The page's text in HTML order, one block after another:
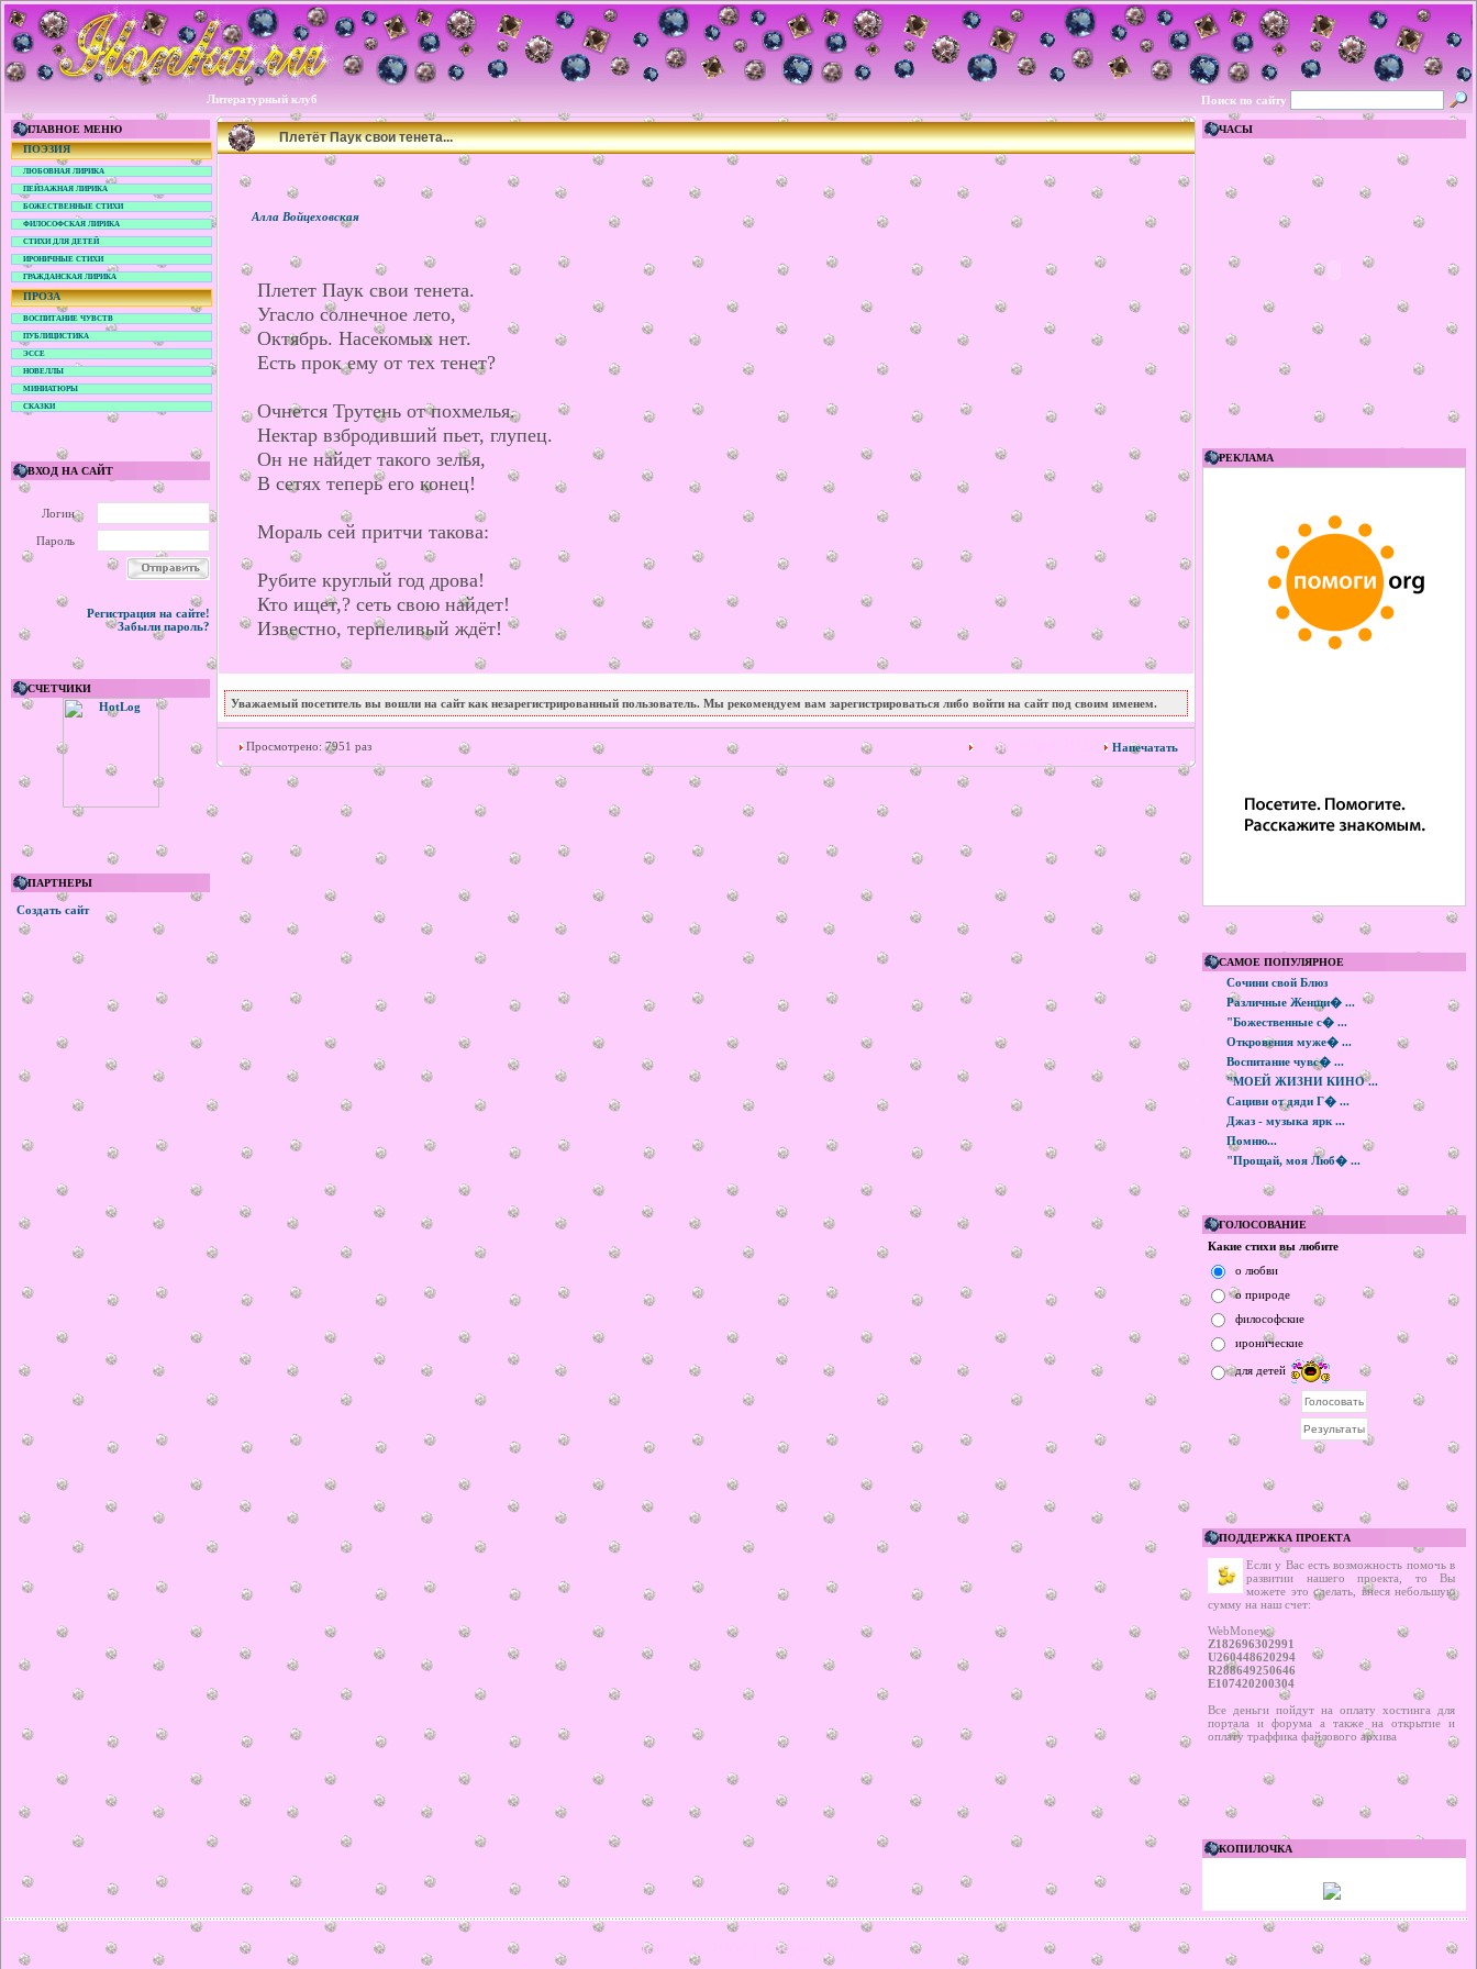
Литературный клуб Поиск по сайту
ГЛАВНОЕ МЕНЮ
ПОЭЗИЯ
ЛЮБОВНАЯ ЛИРИКА
ПЕЙЗАЖНАЯ ЛИРИКА
БОЖЕСТВЕННЫЕ СТИХИ
ФИЛОСОФСКАЯ ЛИРИКА
СТИХИ ДЛЯ ДЕТЕЙ
ИРОНИЧНЫЕ СТИХИ
ГРАЖДАНСКАЯ ЛИРИКА
ПРОЗА
ВОСПИТАНИЕ ЧУВСТВ
ПУБЛИЦИСТИКА
ЭССЕ
НОВЕЛЛЫ
МИНИАТЮРЫ
СКАЗКИ
ВХОД НА САЙТ
Логин
Пароль
Регистрация на сайте!
Забыли пароль?
СЧЕТЧИКИ
ПАРТНЕРЫ
Создать сайт
Плетёт Паук свои тенета...
Алла Войцеховская
Плетет Паук свои тенета.
Угасло солнечное лето,
Октябрь. Насекомых нет.
Есть прок ему от тех тенет?
Очнется Трутень от похмелья.
Нектар взбродивший пьет, глупец.
Он не найдет такого зелья,
В сетях теперь его конец!
Мораль сей притчи такова:
Рубите круглый год дрова!
Кто ищет,? сеть свою найдет!
Известно, терпеливый ждёт!
Уважаемый посетитель вы вошли на сайт как незарегистрированный пользователь. Мы рекомендуем вам зарегистрироваться либо войти на сайт под своим именем.
Просмотрено: 7951 раз 3 октября 2022 Напечатать
ЧАСЫ
РЕКЛАМА
САМОЕ ПОПУЛЯРНОЕ
Сочини свой Блюз
Различные Женщи� ...
"Божественные с� ...
Откровения муже� ...
Воспитание чувс� ...
"МОЕЙ ЖИЗНИ КИНО ...
Сациви от дяди Г� ...
Джаз - музыка ярк ...
Помню...
"Прощай, моя Люб� ...
ГОЛОСОВАНИЕ
Какие стихи вы любите
о любви
о природе
философские
иронические
для детей
ПОДДЕРЖКА ПРОЕКТА
Если у Вас есть возможность помочь в
развитии нашего проекта, то Вы
можете это сделать, внеся небольшую
сумму на наш счет:
WebMoney:
Z182696302991
U260448620294
R288649250646
E107420200304
Все деньги пойдут на оплату хостинга для
портала и форума а также на открытие и
оплату траффика файлового архива
КОПИЛОЧКА
© ilonka.ru 2006 | design by V